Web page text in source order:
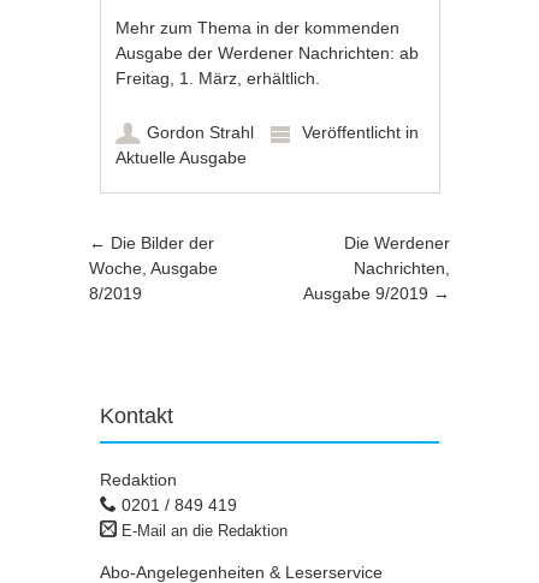
Mehr zum Thema in der kommenden
Ausgabe der Werdener Nachrichten: ab
Freitag, 1. März, erhältlich.
Gordon Strahl
Veröffentlicht in
Aktuelle Ausgabe
Artikel-Navigation
← Die Bilder der
Woche, Ausgabe
8/2019
Die Werdener
Nachrichten,
Ausgabe 9/2019 →
Kontakt
Redaktion
0201 / 849 419
E-Mail an die Redaktion
Abo-Angelegenheiten & Leserservice